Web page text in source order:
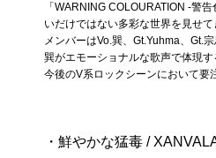
「WARNING COLOURATION -警
いだけではない多彩な世界を見せて
メンバーはVo.巽、Gt.Yuhma、Gt.
巽がエモーショナルな歌声で体現
今後のV系ロックシーンにおいて要
・鮮やかな猛毒 /